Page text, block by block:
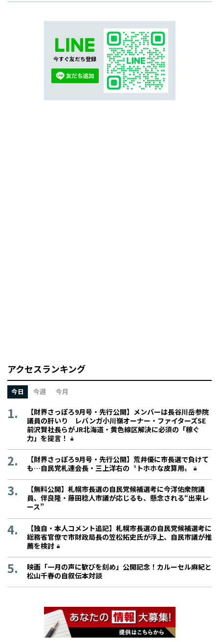
今すぐ友だち登録
アクセスランキング
今日 今週 今月
【財界さっぽろ9月号・先行公開】メンバーは長谷川岳参院
議員の肝いり レバンガ小川嶺オーナー・ファイターズSE
前沢賢社長らがJR北海道・黄色線区解決に必須の「稼ぐ
力」を提言！
【財界さっぽろ9月号・先行公開】荒井優に市長選で負けて
も…自民党札連会長・三上洋右の〝トホホな皮算用〟
【無料公開】札幌市長選の自民党候補選考に今洋佑衆院議
員、伴良隆・藤田稔人市議が応じるも、懸念される“出来レ
ース”
【独自・本人コメント追記】札幌市長選の自民党候補選考に
総務省官僚で市財政局長の笠松拓史氏が浮上、自民市議が推
薦を検討
映画「一月の声に歓びを刻め」公開記念！カルーセル麻紀と
松山千春の自叙伝本対談